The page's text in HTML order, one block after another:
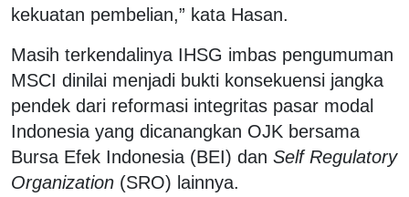
kekuatan pembelian,” kata Hasan.
Masih terkendalinya IHSG imbas pengumuman
MSCI dinilai menjadi bukti konsekuensi jangka
pendek dari reformasi integritas pasar modal
Indonesia yang dicanangkan OJK bersama
Bursa Efek Indonesia (BEI) dan Self Regulatory
Organization (SRO) lainnya.